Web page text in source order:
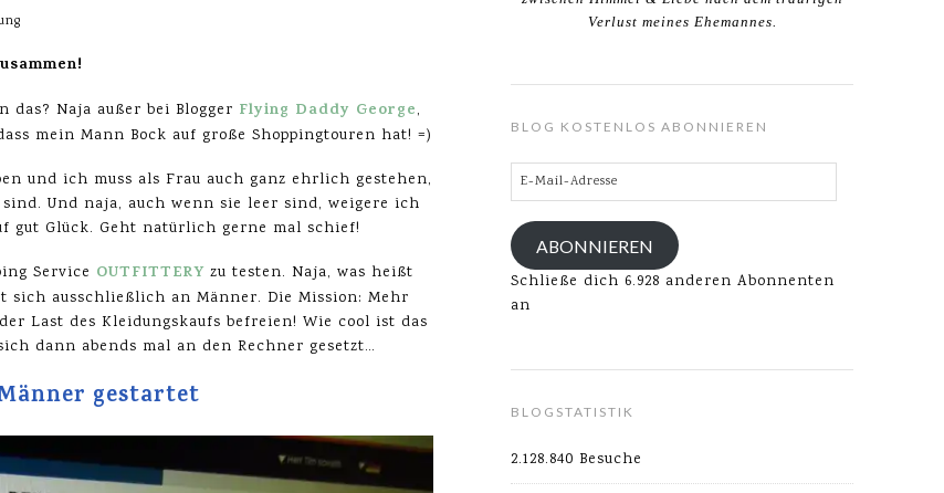
Naja außer bei Blogger Flying Daddy George,
mein Mann Bock auf große Shoppingtouren hat! =)
und ich muss als Frau auch ganz ehrlich gestehen,
Und naja, auch wenn sie leer sind, weigere ich
gut Glück. Geht natürlich gerne mal schief!
Service OUTFITTERYzu testen. Naja, was heißt
sich ausschließlich an Männer. Die Mission: Mehr
Last des Kleidungskaufs befreien! Wie cool ist das
dann abends mal an den Rechner gesetzt…
gestartet
Verlust meines Ehemannes.
BLOG KOSTENLOS ABONNIEREN
E-
Mail-
Adresse
ABONNIEREN
Schließe dich 6.928 anderen Abonnenten
an
BLOGSTATISTIK
2.128.840 Besuche